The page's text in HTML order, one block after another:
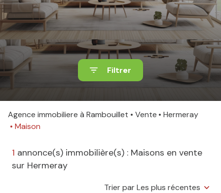
vendre
agence
contact
Filtrer
Agence immobiliere à Rambouillet Vente
Hermeray
Maison
1 annonce(s) immobilière(s) : Maisons en vente
sur Hermeray
Trier par Les plus récentes